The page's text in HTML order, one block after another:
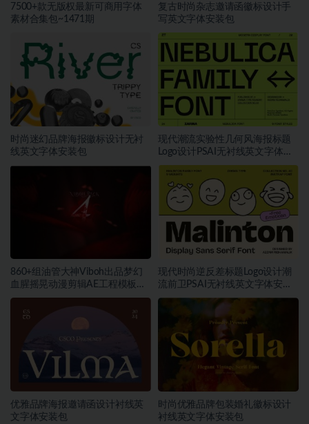
7500+款无版权最新可商用字体
素材合集包~1471期
复古时尚杂志邀请函徽标设计手
写英文字体安装包
时尚迷幻品牌海报徽标设计无衬
线英文字体安装包
现代潮流实验性几何风海报标题
Logo设计PSAI无衬线英文字体安
装包
860+组油管大神Viboh出品梦幻
血腥摇晃动漫剪辑AE工程模板预
设叠加视频音效字体素材包
现代时尚逆反差标题Logo设计潮
流前卫PSAI无衬线英文字体安装
包素材
优雅品牌海报邀请函设计衬线英
文字体安装包
时尚优雅品牌包装婚礼徽标设计
衬线英文字体安装包